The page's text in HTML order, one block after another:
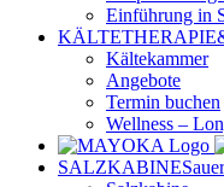
Einführung in
KÄLTETHERAPIE
Kältekammer
Angebote
Termin buchen
Wellness –
SALZKABINE